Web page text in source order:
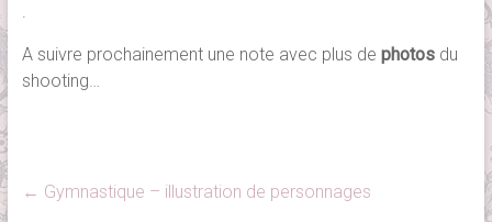
.
A suivre prochainement une note avec plus de photosdu
shooting…
← Gymnastique – illustration de personnages